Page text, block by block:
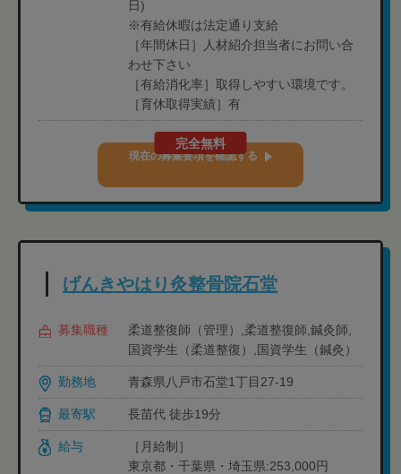
日)
※有給休暇は法定通り支給
［年間休日］人材紹介担当者にお問い合
わせ下さい
［有給消化率］取得しやすい環境です。
［育休取得実績］有
完全無料
現在の募集要項を確認する
げんきやはり灸整骨院石堂
募集職種
柔道整復師（管理）,柔道整復師,鍼灸師,
国資学生（柔道整復）,国資学生（鍼灸）
勤務地 青森県八戸市石堂1丁目27-19
最寄駅 長苗代 徒歩19分
給与
［月給制］
東京都・千葉県・埼玉県:253,000円